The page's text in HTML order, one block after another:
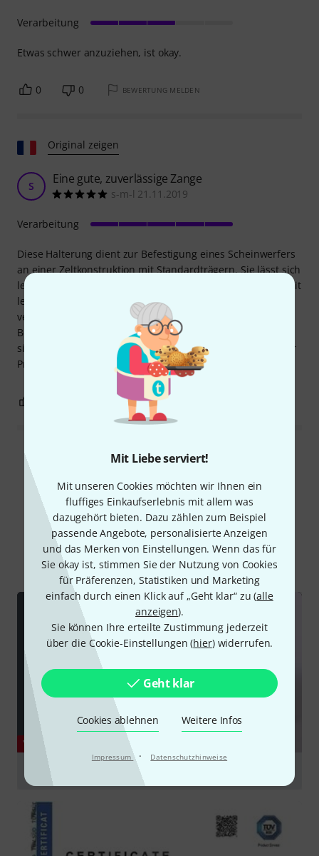
Mit Liebe serviert!
Mit unseren Cookies möchten wir Ihnen ein
fluffiges Einkaufserlebnis mit allem was
dazugehört bieten. Dazu zählen zum Beispiel
passende Angebote, personalisierte Anzeigen
und das Merken von Einstellungen. Wenn das für
Sie okay ist, stimmen Sie der Nutzung von Cookies
für Präferenzen, Statistiken und Marketing
einfach durch einen Klick auf „Geht klar“ zu (alle
anzeigen).
Sie können Ihre erteilte Zustimmung jederzeit
über die Cookie-Einstellungen (hier) widerrufen.
Geht klar
Cookies ablehnen Weitere Infos
Impressum · Datenschutzhinweise
Etwas schwer anzuziehen, ist okay.
Verarbeitung
0 0 BEWERTUNG MELDEN
Original zeigen
S Eine gute, zuverlässige Zange
s-m-l 21.11.2019
Diese Halterung dient zur Befestigung eines Scheinwerfers
an einer Zeltkonstruktion mit Standardträgern. Sie lässt sich
leicht anpassen und bietet selbst bei vertikaler Montage mit
leichtem Handfestziehen einen hervorragenden Halt. Die
verschiedenen Gewinde ermöglichen die sichere
Befestigung auch schwerer Lasten. Die Halterung eignet
sich auch für freitragende Montage. Und schließlich ist der
Preis für ein Produkt dieser Qualität sehr angemessen.
Verarbeitung
BEWERTUNG MELDEN
Alle Bewertungen lesen
Schon gewusst?
Alle Videos Downloads
YOUTUBE
Adam Hall Accessories TENTCLAMP